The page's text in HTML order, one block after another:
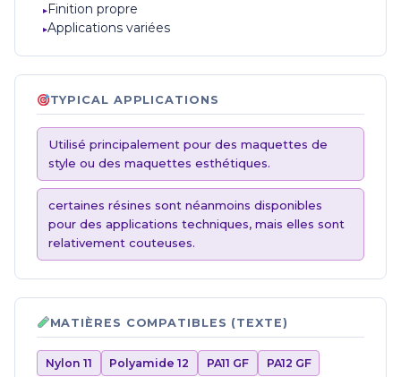
Finition propre
Applications variées
TYPICAL APPLICATIONS
Utilisé principalement pour des maquettes de
style ou des maquettes esthétiques.
certaines résines sont néanmoins disponibles
pour des applications techniques, mais elles sont
relativement couteuses.
MATIÈRES COMPATIBLES (TEXTE)
Nylon 11 Polyamide 12 PA11 GF PA12 GF